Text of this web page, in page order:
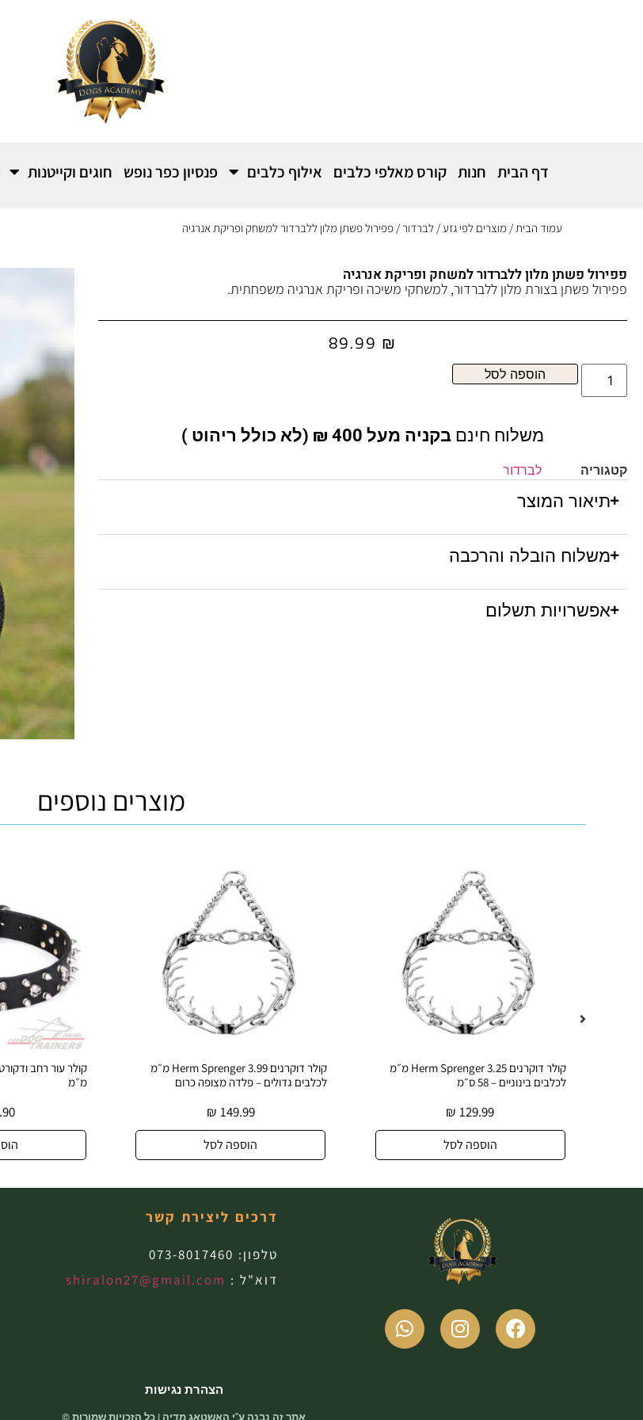
דף הבית חנות קורס מאלפי כלבים אילוף כלבים פנסיון כפר נופש חוגים וקייטנות
עמוד הבית / מוצרים לפי גזע / לברדור/ פפירול פשתן מלון ללברדור למשחק ופריקת אנרגיה
פפירול פשתן מלון ללברדור למשחק ופריקת אנרגיה
פפירול פשתן בצורת מלון ללברדור, למשחקי משיכה ופריקת אנרגיה משפחתית.
89.99 ₪
הוספה לסל
משלוח חינם בקניה מעל 400 ₪ (לא כולל ריהוט )
קטגוריה לברדור
תיאור המוצר
משלוח הובלה והרכבה
אפשרויות תשלום
מוצרים נוספים
קולר דוקרנים Herm Sprenger 3.25 מ״מ
קולר דוקרנים Herm Sprenger 3.99 מ״מ
לכלבים גדולים – פלדה מצופה כרום
קולר עור רחב ודקורטיבי לכלב גדול – רוחב 40
מ״מ
דרכים ליצירת קשר
טלפון: 073-8017460
דוא"ל : shiralon27@gmail.com
הצהרת נגישות
אתר זה נבנה ע"י האשטאג מדיה | כל הזכויות שמורות ©